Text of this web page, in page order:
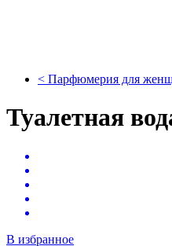
< Парфюмерия для
Туалетная
В избранное